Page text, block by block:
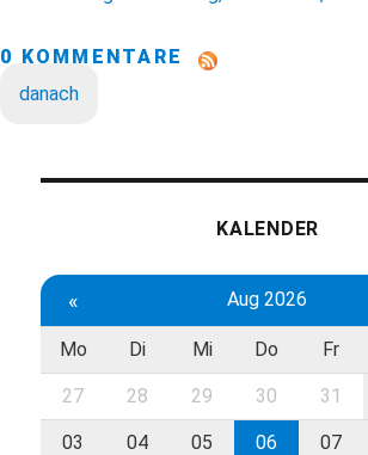
0 KOMMENTARE
danach
KALENDER
« Aug 2026
Mo Di Mi Do Fr
27 28 29 30 31
03 04 05 06 07